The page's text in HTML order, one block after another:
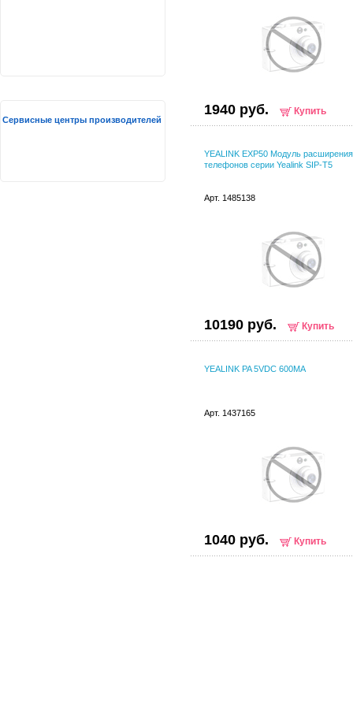
1940 руб. Купить
YEALINK EXP50 Модуль
телефонов серии Yealink SIP-T5
Арт. 1485138
10190 руб. Купить
YEALINK PA 5VDC 600MA
Арт. 1437165
1040 руб. Купить
Сервисные центры производителей